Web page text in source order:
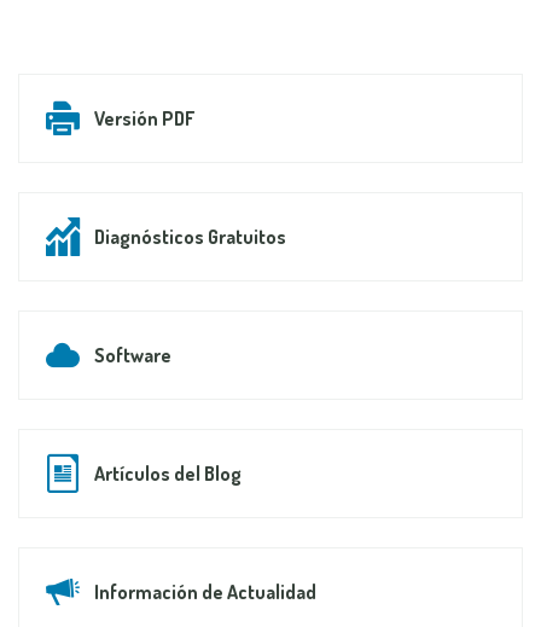
Versión PDF
Diagnósticos Gratuitos
Software
Artículos del Blog
Información de Actualidad